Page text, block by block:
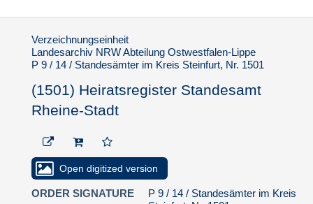
Verzeichnungseinheit
Landesarchiv NRW Abteilung Ostwestfalen-Lippe
P 9 / 14 / Standesämter im Kreis Steinfurt, Nr. 1501
(1501) Heiratsregister Standesamt
Rheine-Stadt
Open digitized version
ORDER SIGNATURE
P 9 / 14 / Standesämter im Kreis